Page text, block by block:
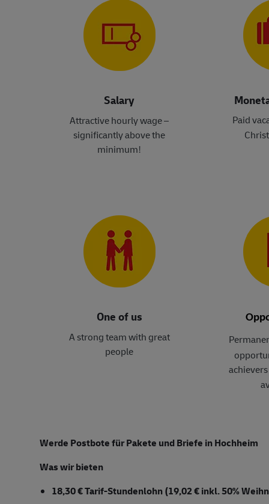
Salary
Attractive hourly wage –
significantly above the
minimum!​​​​​​​
Paid
One of us
A strong team with great
people
Werde Postbote für Pakete und Briefe in Hochheim
Was wir bieten
18,30 € Tarif-Stundenlohn (19,02 € inkl. 50%